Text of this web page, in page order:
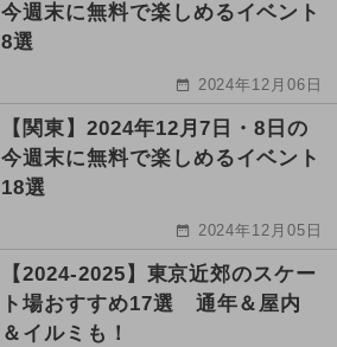
今週末に無料で楽しめるイベント
8選
2024年12月06日
【関東】2024年12月7日・8日の
今週末に無料で楽しめるイベント
18選
2024年12月05日
【2024-2025】東京近郊のスケー
ト場おすすめ17選 通年＆屋内
＆イルミも！